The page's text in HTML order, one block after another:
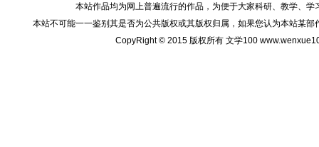
本站作品均为网上普遍流行的作品，为便于大家科研、教学、
本站不可能一一鉴别其是否为公共版权或其版权归属，如果您认为本站某
CopyRight © 2015 版权所有 文学100